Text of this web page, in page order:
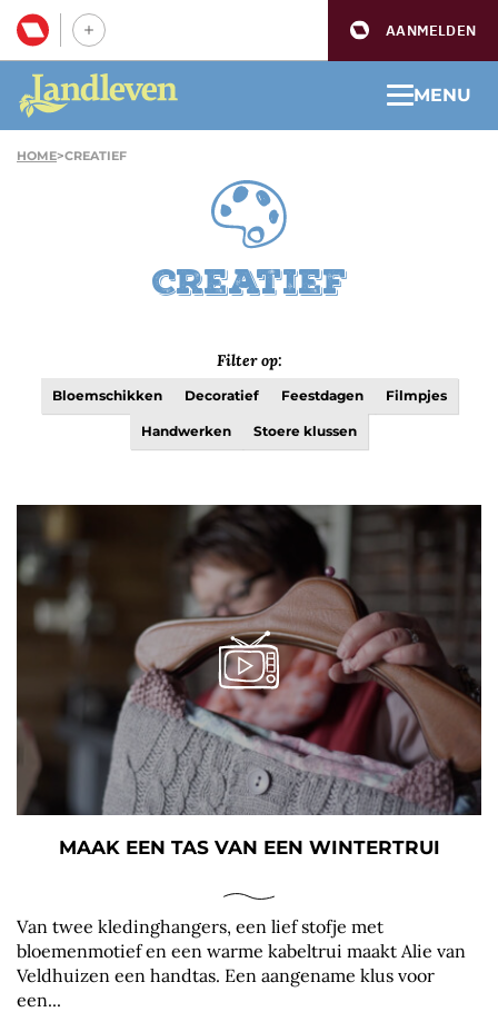
AANMELDEN
MENU
HOME>CREATIEF
Creatief
Filter op:
Bloemschikken Decoratief Feestdagen Filmpjes
Handwerken Stoere klussen
MAAK EEN TAS VAN EEN WINTERTRUI
Van twee kledinghangers, een lief stofje met
bloemenmotief en een warme kabeltrui maakt Alie van
Veldhuizen een handtas. Een aangename klus voor
een...